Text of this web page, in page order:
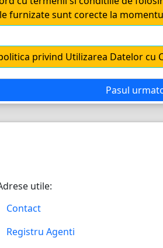
furnizate sunt corecte la
privind Utilizarea Datelor cu
Pasul
utile:
Contact
Registru Agenti